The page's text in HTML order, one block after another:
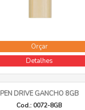
Orçar
Detalhes
PEN DRIVE GANCHO 8GB
Cod.: 0072-8GB